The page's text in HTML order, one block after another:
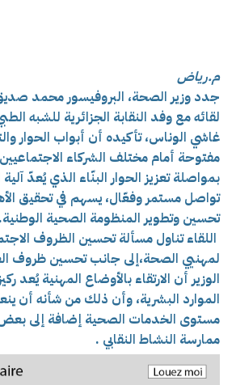
م.رياض
جدد وزير الصحة، البروفيسور محمد
غاشي الوناس، تأكيده أن أبواب الحوار
مفتوحة أمام مختلف الشركاء
بمواصلة تعزيز الحوار البنّاء الذي يُعدّ
تواصل مستمر وفعّال، يسهم في تحقيق
تحسين وتطوير المنظومة الصحية الوطنية.
اللقاء تناول مسألة تحسين الظروف
لمهنيي الصحة،إلى جانب تحسين ظروف
الوزير أن الارتقاء بالأوضاع المهنية يُعد
الموارد البشرية، وأن ذلك من شأنه أن
مستوى الخدمات الصحية إضافة إلى بعض
ممارسة النشاط النقابي .